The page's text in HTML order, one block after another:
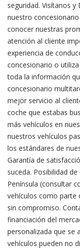
seguridad. Visítanos y
nuestro
conocer nuestras
atención al cliente
experiencia de
concesionario o
toda la información
concesionario
mejor servicio al
coche que estabas
más vehículos en
nuestros vehículos
los estándares de
Garantía de
suceda. Posibilidad
Península (consultar
vehículos como parte
sin compromiso.
financiación del
personalizada que se
vehículos pueden no